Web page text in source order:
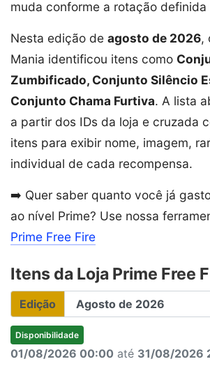
muda conforme a rotação definida
Nesta edição de agosto de 2026,
Mania identificou itens como
Zumbificado, Conjunto Silêncio
Conjunto Chama Furtiva. A lista
a partir dos IDs da loja e cruzada
itens para exibir nome, imagem,
individual de cada recompensa.
➡️ Quer saber quanto você já
ao nível Prime? Use nossa
Prime Free Fire
Itens da Loja Prime Free
Edição
Disponibilidade
01/08/2026 00:00 até 31/08/2026